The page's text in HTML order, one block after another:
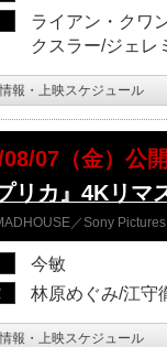
ライアン・クワ
クスラー/ジェレ
報・上映スケジュール
07（金）公
リカ』4Kリマ
／Sony
今敏
林原めぐみ/江守
報・上映スケジュール